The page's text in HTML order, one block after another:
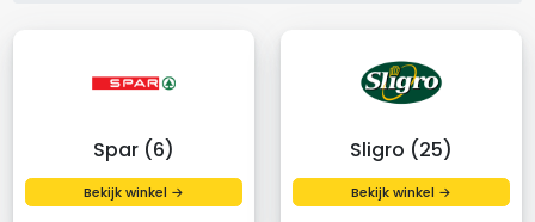
Spar (6)
Bekijk winkel →
Sligro (25)
Bekijk winkel →